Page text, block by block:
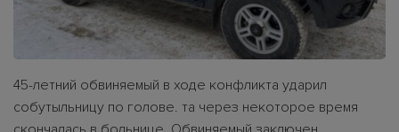
45-летний обвиняемый в ходе конфликта ударил
собутыльницу по голове. та через некоторое время